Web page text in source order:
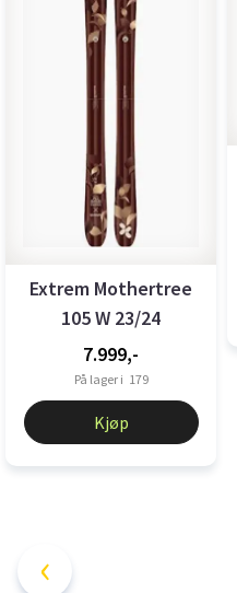
Extrem Mothertree
105 W 23/24
7.999,-
På lager i 179
Kjøp
‹